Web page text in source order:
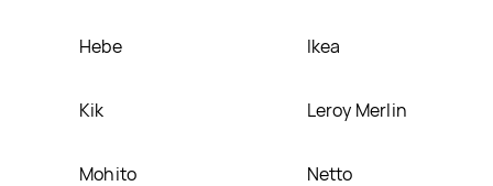
Hebe Ikea
Kik Leroy Merlin
Mohito Netto